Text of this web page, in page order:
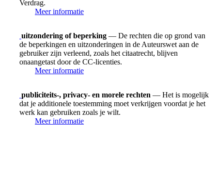
Verdrag.
Meer informatie
uitzondering of beperking — De rechten die op grond van
de beperkingen en uitzonderingen in de Auteurswet aan de
gebruiker zijn verleend, zoals het citaatrecht, blijven
onaangetast door de CC-licenties.
Meer informatie
publiciteits-, privacy- en morele rechten — Het is mogelijk
dat je additionele toestemming moet verkrijgen voordat je het
werk kan gebruiken zoals je wilt.
Meer informatie